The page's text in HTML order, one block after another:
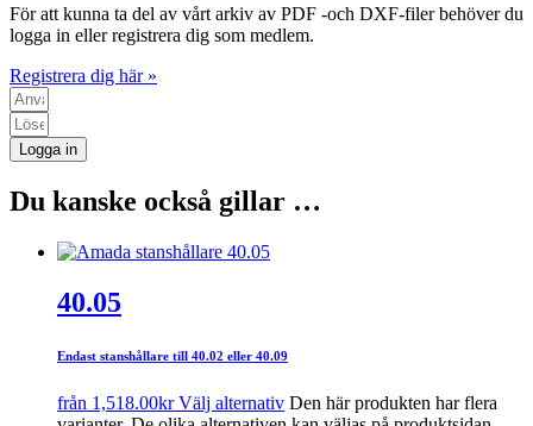
För att kunna ta del av vårt arkiv av PDF -och DXF-filer behöver du
logga in eller registrera dig som medlem.
Registrera dig här »
Logga in
Du kanske också gillar …
40.05
Endast stanshållare till 40.02 eller 40.09
från 1,518.00kr Välj alternativ Den här produkten har flera